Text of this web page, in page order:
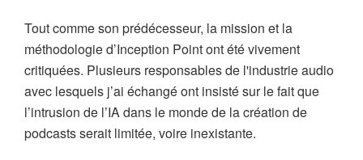
Tout comme son prédécesseur, la mission et la
méthodologie d’Inception Point ont été vivement
critiquées. Plusieurs responsables de l'industrie audio
avec lesquels j’ai échangé ont insisté sur le fait que
l’intrusion de l’IA dans le monde de la création de
podcasts serait limitée, voire inexistante.